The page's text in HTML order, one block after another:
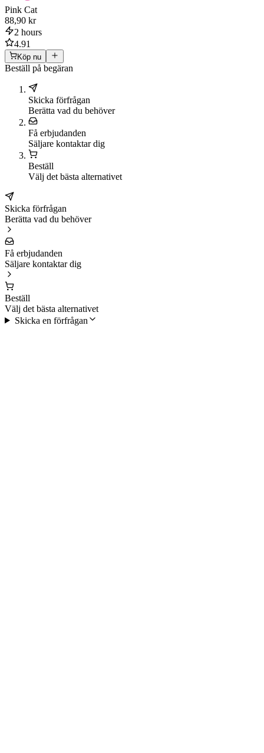
Pink Cat
88,90 kr
2 hours
4.91
Köp nu
Beställ på begäran
Skicka förfrågan
Berätta vad du behöver
Få erbjudanden
Säljare kontaktar dig
Beställ
Välj det bästa alternativet
Skicka förfrågan
Berätta vad du behöver
Få erbjudanden
Säljare kontaktar dig
Beställ
Välj det bästa alternativet
Skicka en förfrågan